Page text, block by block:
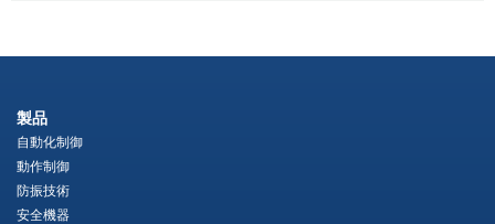
製品
自動化制御
動作制御
防振技術
安全機器